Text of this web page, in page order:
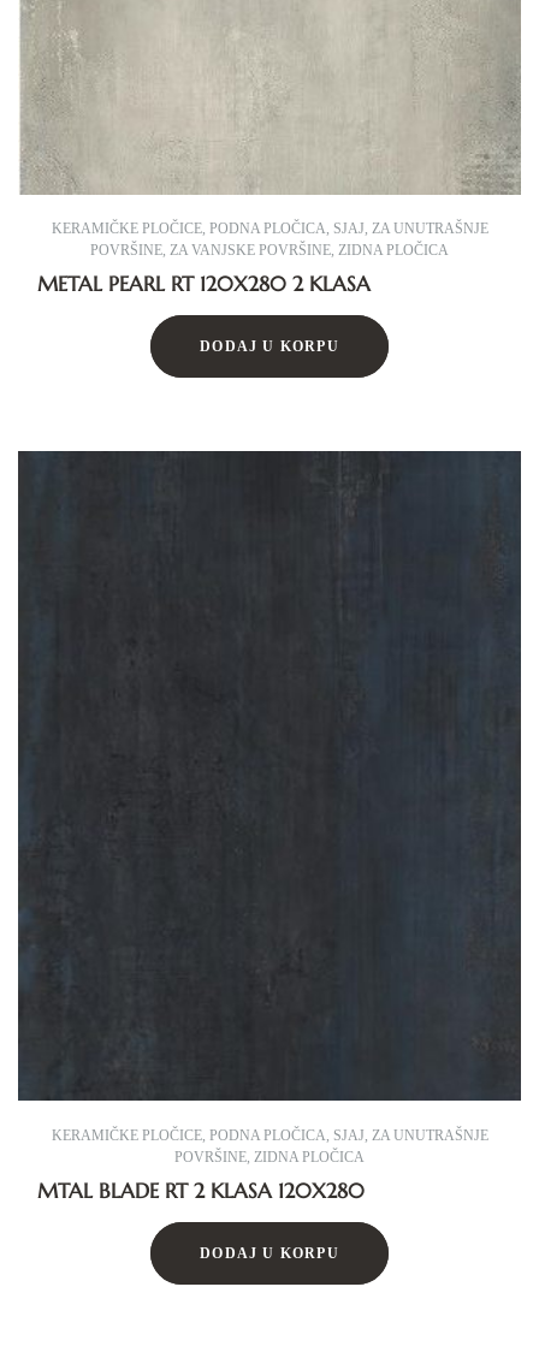
KERAMIČKE PLOČICE, PODNA PLOČICA, SJAJ, ZA UNUTRAŠNJE
POVRŠINE, ZA VANJSKE POVRŠINE, ZIDNA PLOČICA
METAL PEARL RT 120X280 2 KLASA
DODAJ U KORPU
KERAMIČKE PLOČICE, PODNA PLOČICA, SJAJ, ZA UNUTRAŠNJE
POVRŠINE, ZIDNA PLOČICA
MTAL BLADE RT 2 KLASA 120X280
DODAJ U KORPU